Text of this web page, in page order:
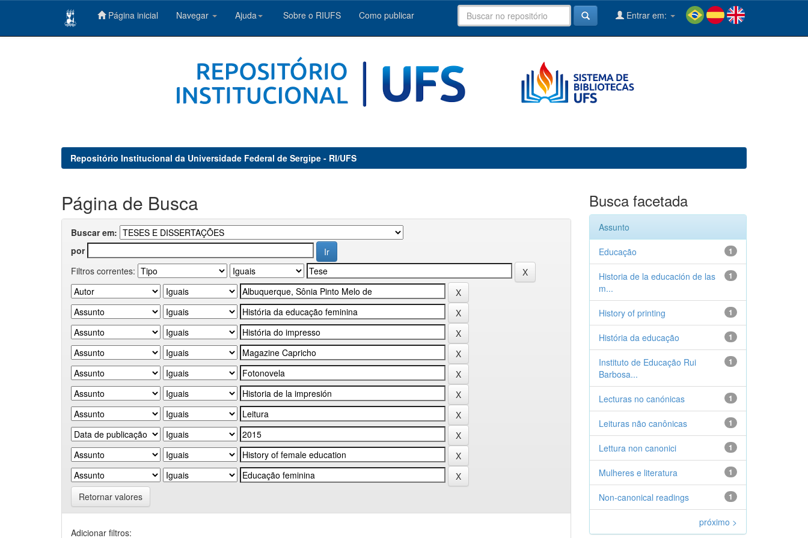
Página inicial Navegar Ajuda Sobre o RIUFS Como publicar Entrar em:
Repositório Institucional da Universidade Federal de Sergipe - RI/UFS
Página de Busca
Buscar em:
por
Filtros correntes:
Retornar valores
Adicionar filtros:
Busca facetada
Assunto
1
Educação
1
Historia de la educación de las
m...
1
History of printing
1
História da educação
1
Instituto de Educação Rui
Barbosa...
1
Lecturas no canónicas
1
Leituras não canônicas
1
Lettura non canonici
1
Mulheres e literatura
1
Non-canonical readings
próximo >